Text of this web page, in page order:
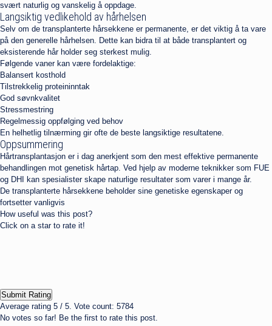
svært naturlig og vanskelig å oppdage.
Langsiktig vedlikehold av hårhelsen
Selv om de transplanterte hårsekkene er permanente, er det viktig å ta vare
på den generelle hårhelsen. Dette kan bidra til at både transplantert og
eksisterende hår holder seg sterkest mulig.
Følgende vaner kan være fordelaktige:
Balansert kosthold
Tilstrekkelig proteininntak
God søvnkvalitet
Stressmestring
Regelmessig oppfølging ved behov
En helhetlig tilnærming gir ofte de beste langsiktige resultatene.
Oppsummering
Hårtransplantasjon er i dag anerkjent som den mest effektive permanente
behandlingen mot genetisk hårtap. Ved hjelp av moderne teknikker som FUE
og DHI kan spesialister skape naturlige resultater som varer i mange år.
De transplanterte hårsekkene beholder sine genetiske egenskaper og
fortsetter vanligvis
How useful was this post?
Click on a star to rate it!
Submit Rating
Average rating 5 / 5. Vote count: 5784
No votes so far! Be the first to rate this post.